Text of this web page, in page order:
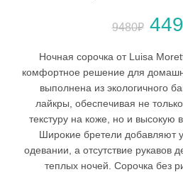
9480₽
Ночная сорочка от Luisa
комфортное решение для
выполнена из экологичного
лайкры, обеспечивая не
текстуру на коже, но и высокую
Широкие бретели добавляют
одевании, а отсутствие рукавов
теплых ночей. Сорочка без